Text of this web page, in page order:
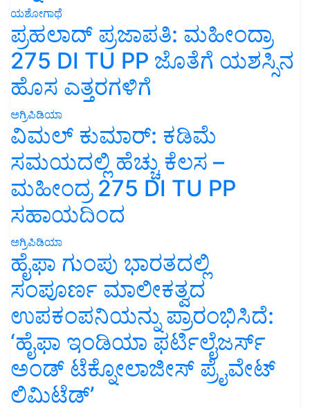
ಯಶೋಗಾಥೆ
ಪ್ರಹಲಾದ್ ಪ್ರಜಾಪತಿ: ಮಹೀಂದ್ರಾ
275 DI TU PP ಜೊತೆಗೆ ಯಶಸ್ಸಿನ
ಹೊಸ ಎತ್ತರಗಳಿಗೆ
ಅಗ್ರಿಪಿಡಿಯಾ
ವಿಮಲ್ ಕುಮಾರ್: ಕಡಿಮೆ
ಸಮಯದಲ್ಲಿ ಹೆಚ್ಚು ಕೆಲಸ –
ಮಹೀಂದ್ರ 275 DI TU PP
ಸಹಾಯದಿಂದ
ಅಗ್ರಿಪಿಡಿಯಾ
ಹೈಫಾ ಗುಂಪು ಭಾರತದಲ್ಲಿ
ಸಂಪೂರ್ಣ ಮಾಲೀಕತ್ವದ
ಉಪಕಂಪನಿಯನ್ನು ಪ್ರಾರಂಭಿಸಿದೆ:
‘ಹೈಫಾ ಇಂಡಿಯಾ ಫರ್ಟಿಲೈಜರ್ಸ್
ಅಂಡ್ ಟೆಕ್ನೋಲಾಜೀಸ್ ಪ್ರೈವೇಟ್
ಲಿಮಿಟೆಡ್’